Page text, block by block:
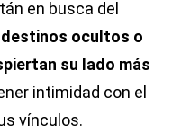
en busca del
ocultos o
su lado más
intimidad con el
vínculos.